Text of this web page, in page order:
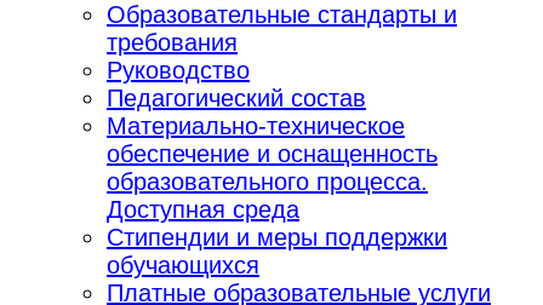
Образовательные стандарты и
требования
Руководство
Педагогический состав
Материально-техническое
обеспечение и оснащенность
образовательного процесса.
Доступная среда
Стипендии и меры поддержки
обучающихся
Платные образовательные услуги